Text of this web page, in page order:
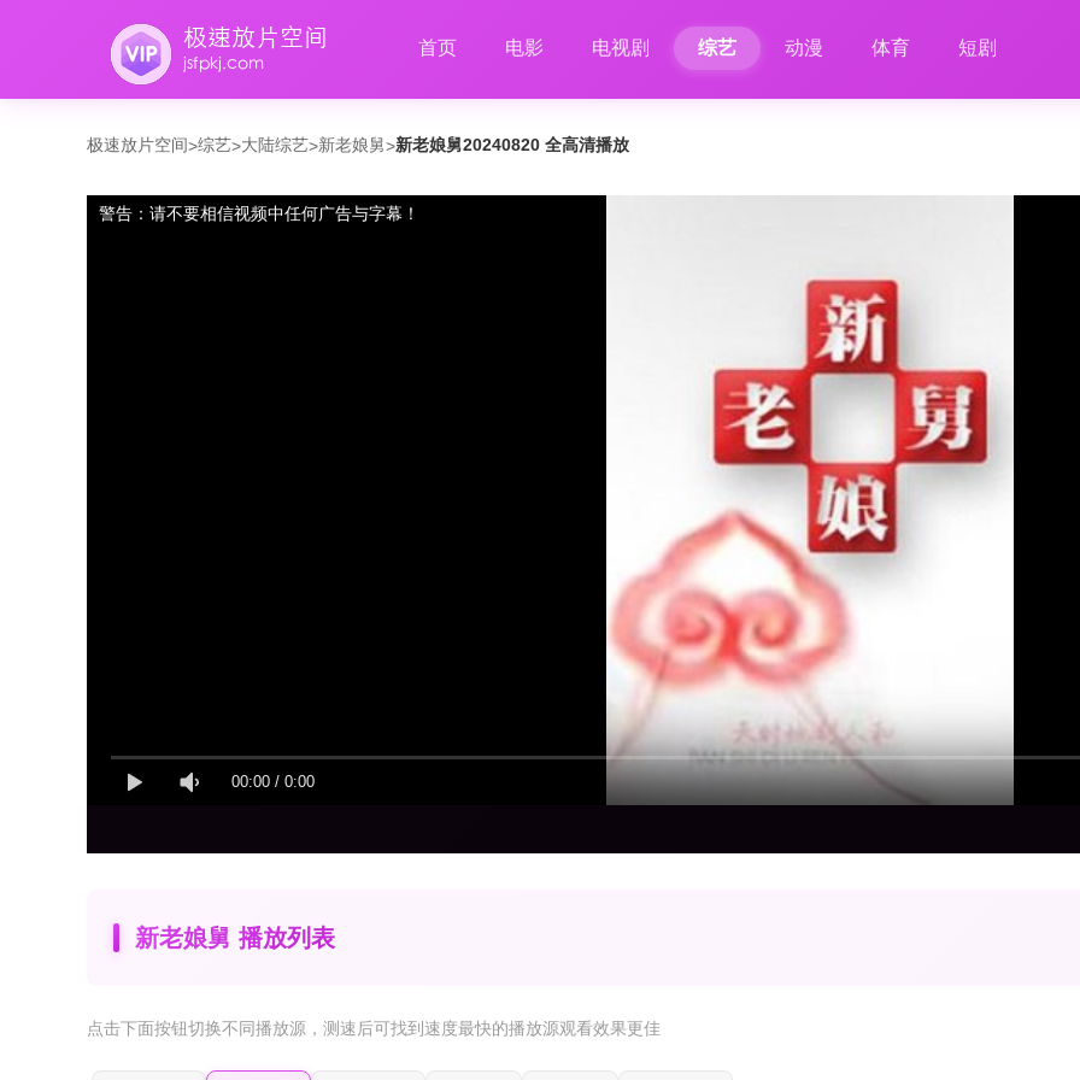
首页 电影 电视剧 综艺 动漫 体育 短剧
极速放片空间>综艺>大陆综艺>新老娘舅>新老娘舅20240820 全高清播放
00:00 / 0:00
警告：请不要相信视频中任何广告与字幕！
新老娘舅 播放列表
点击下面按钮切换不同播放源 ，测速后可找到速度最快的播放源观看效果更佳